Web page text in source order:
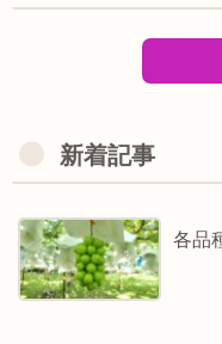
新着記事
各品